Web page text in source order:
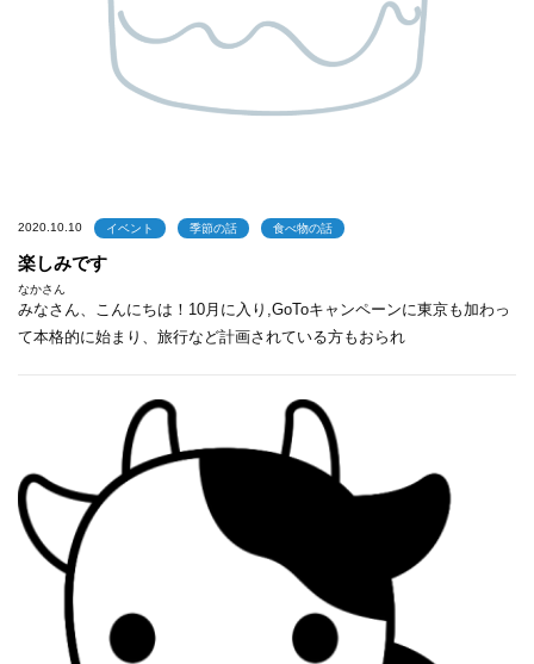
2020.10.10 イベント 季節の話 食べ物の話
楽しみです
なかさん
みなさん、こんにちは！10月に入り,GoToキャンペーンに東京も加わっ
て本格的に始まり、旅行など計画されている方もおられ